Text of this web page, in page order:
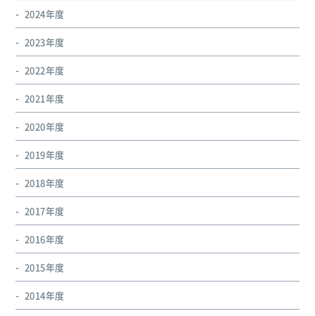
2024年度
2023年度
2022年度
2021年度
2020年度
2019年度
2018年度
2017年度
2016年度
2015年度
2014年度